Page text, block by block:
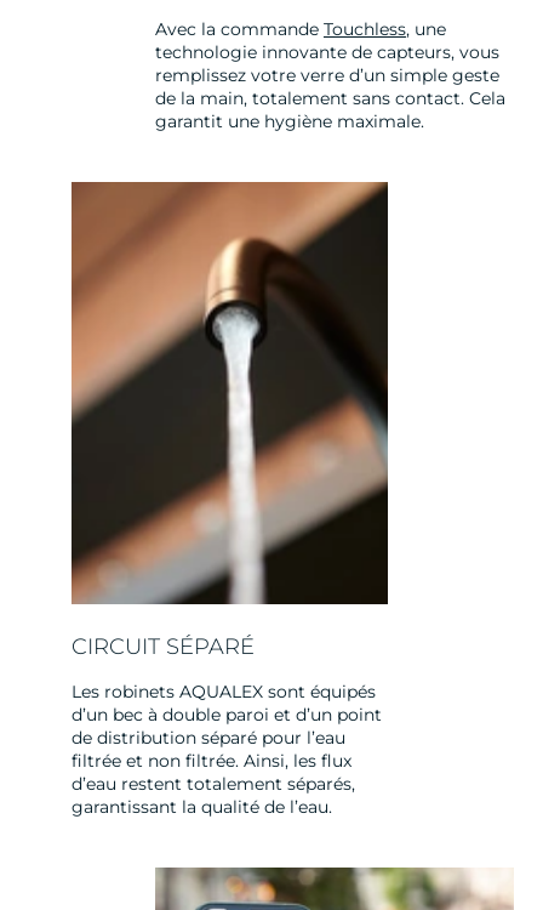
Avec la commande Touchless, une
technologie innovante de capteurs, vous
remplissez votre verre d’un simple geste
de la main, totalement sans contact. Cela
garantit une hygiène maximale.
CIRCUIT SÉPARÉ
Les robinets AQUALEX sont équipés
d’un bec à double paroi et d’un point
de distribution séparé pour l’eau
filtrée et non filtrée. Ainsi, les flux
d’eau restent totalement séparés,
garantissant la qualité de l’eau.